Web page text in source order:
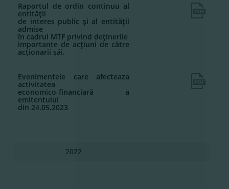
Raportul de ordin continuu al
entităţii
de interes public şi al entităţii
admise
în cadrul MTF privind deţinerile
importante de acţiuni de către
acţionarii săi.
Evenimentele care afecteaza
activitatea
economico-financiară a
emitentului
din 24.05.2023
2022